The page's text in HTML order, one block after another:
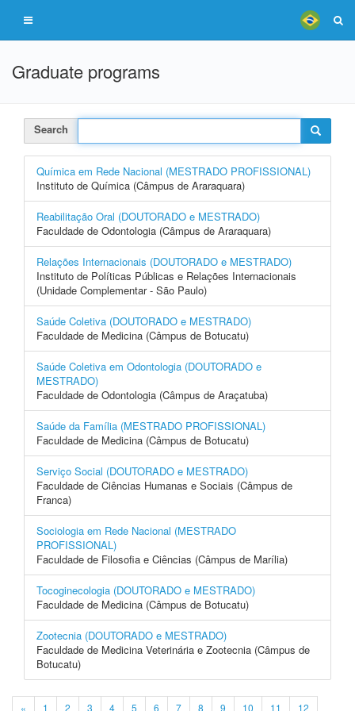
Graduate programs
Search
Química em Rede Nacional (MESTRADO PROFISSIONAL)
Instituto de Química (Câmpus de Araraquara)
Reabilitação Oral (DOUTORADO e MESTRADO)
Faculdade de Odontologia (Câmpus de Araraquara)
Relações Internacionais (DOUTORADO e MESTRADO)
Instituto de Políticas Públicas e Relações Internacionais
(Unidade Complementar - São Paulo)
Saúde Coletiva (DOUTORADO e MESTRADO)
Faculdade de Medicina (Câmpus de Botucatu)
Saúde Coletiva em Odontologia (DOUTORADO e
MESTRADO)
Faculdade de Odontologia (Câmpus de Araçatuba)
Saúde da Família (MESTRADO PROFISSIONAL)
Faculdade de Medicina (Câmpus de Botucatu)
Serviço Social (DOUTORADO e MESTRADO)
Faculdade de Ciências Humanas e Sociais (Câmpus de
Franca)
Sociologia em Rede Nacional (MESTRADO
PROFISSIONAL)
Faculdade de Filosofia e Ciências (Câmpus de Marília)
Tocoginecologia (DOUTORADO e MESTRADO)
Faculdade de Medicina (Câmpus de Botucatu)
Zootecnia (DOUTORADO e MESTRADO)
Faculdade de Medicina Veterinária e Zootecnia (Câmpus de
Botucatu)
« 1 2 3 4 5 6 7 8 9 10 11 12